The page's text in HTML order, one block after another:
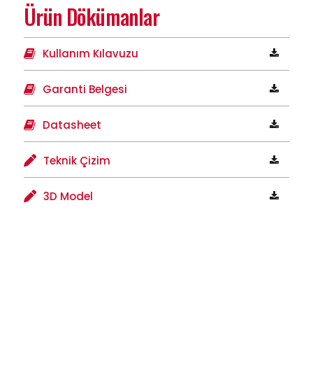
Ürün Dökümanlar
Kullanım Kılavuzu
Garanti Belgesi
Datasheet
Teknik Çizim
3D Model